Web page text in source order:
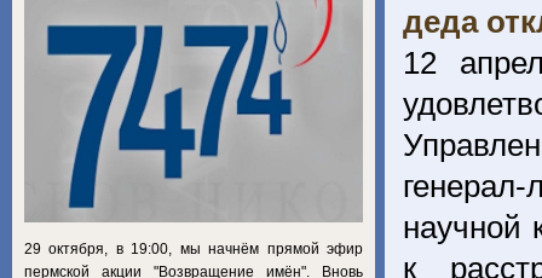
деда
12
научной
к
29 октября, в 19:00, мы начнём прямой эфир
пермской акции "Возвращение имён". Вновь